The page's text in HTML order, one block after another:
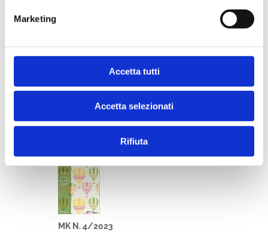
Marketing
Accetta tutti
Accetta selezionati
Rifiuta
MK N. 5/2023
2023
MK N. 4/2023